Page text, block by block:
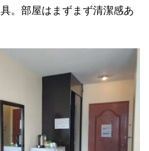
。部屋はまずまず清潔感あ